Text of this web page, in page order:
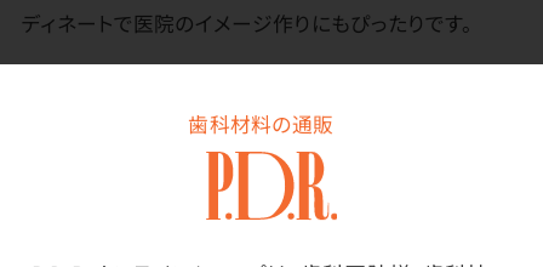
歯科材料の通販
ディネートで医院のイメージ作りにもぴったりです。